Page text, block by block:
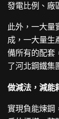
發電比例、廠
此外，一大量
成，一大量生
備所有的配套
了河北鋼鐵集
做減法，減能
實現負能煉鋼